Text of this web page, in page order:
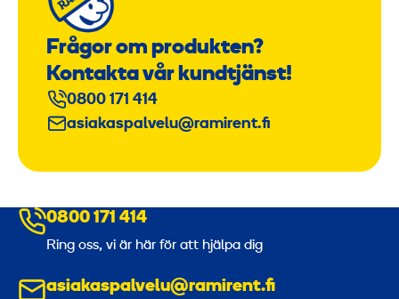
Frågor om produkten?
Kontakta vår kundtjänst!
0800 171 414
asiakaspalvelu@ramirent.fi
0800 171 414
Ring oss, vi är här för att hjälpa dig
asiakaspalvelu@ramirent.fi